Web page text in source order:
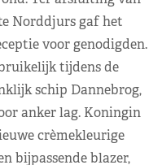
Norddjurs gaf het
voor genodigden.
tijdens de
schip Dannebrog,
anker lag. Koningin
crèmekleurige
bijpassende blazer,